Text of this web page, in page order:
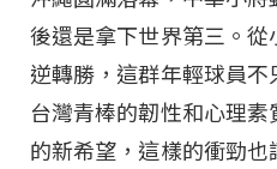
後還是拿下世界第三。
逆轉勝，這群年輕球員
台灣青棒的韌性和心理
的新希望，這樣的衝勁